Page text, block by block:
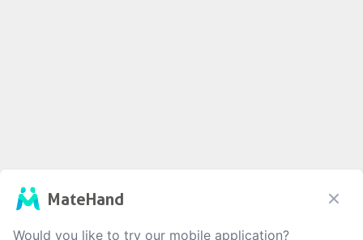
MateHand
Would you like to try our mobile application?